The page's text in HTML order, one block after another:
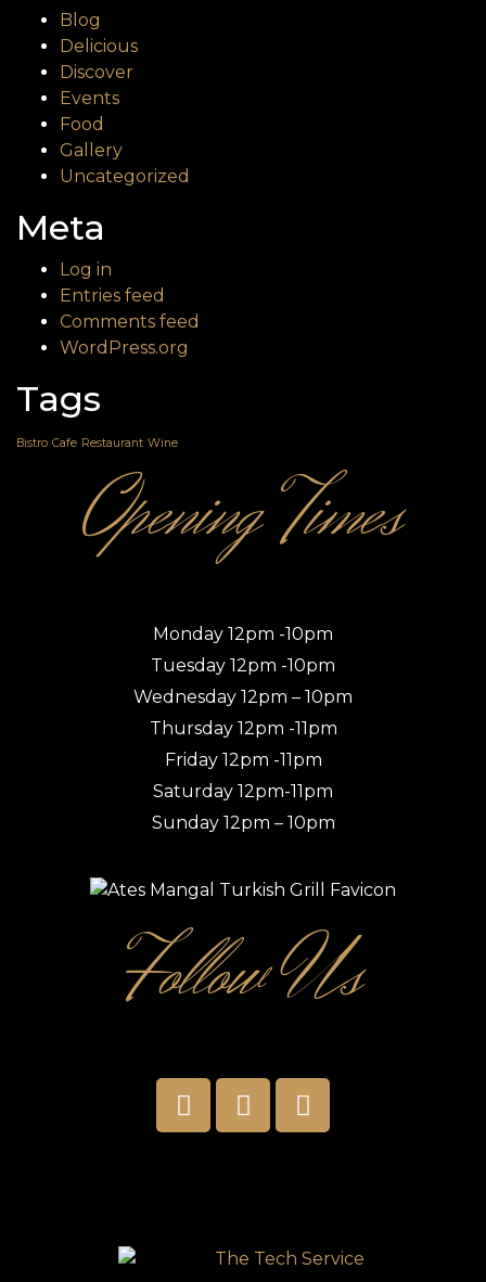
Blog
Delicious
Discover
Events
Food
Gallery
Uncategorized
Meta
Log in
Entries feed
Comments feed
WordPress.org
Tags
Bistro Cafe Restaurant Wine
Opening Times
Monday 12pm -10pm
Tuesday 12pm -10pm
Wednesday 12pm – 10pm
Thursday 12pm -11pm
Friday 12pm -11pm
Saturday 12pm-11pm
Sunday 12pm – 10pm
Follow Us